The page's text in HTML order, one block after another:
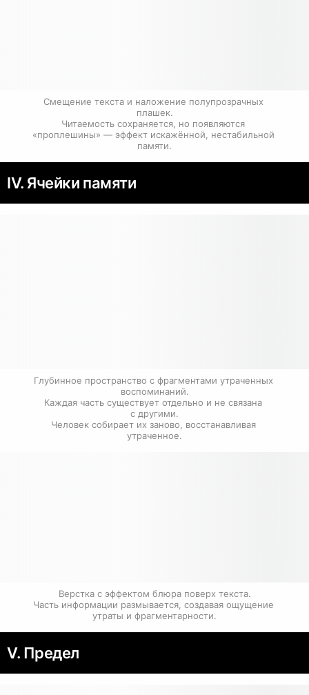
Смещение текста и наложение полупрозрачных
плашек.
Читаемость сохраняется, но появляются
«проплешины» — эффект искажённой, нестабильной
памяти.
IV. Ячейки памяти
Глубинное пространство с фрагментами утраченных
воспоминаний.
Каждая часть существует отдельно и не связана
с другими.
Человек собирает их заново, восстанавливая
утраченное.
Верстка с эффектом блюра поверх текста.
Часть информации размывается, создавая ощущение
утраты и фрагментарности.
V. Предел